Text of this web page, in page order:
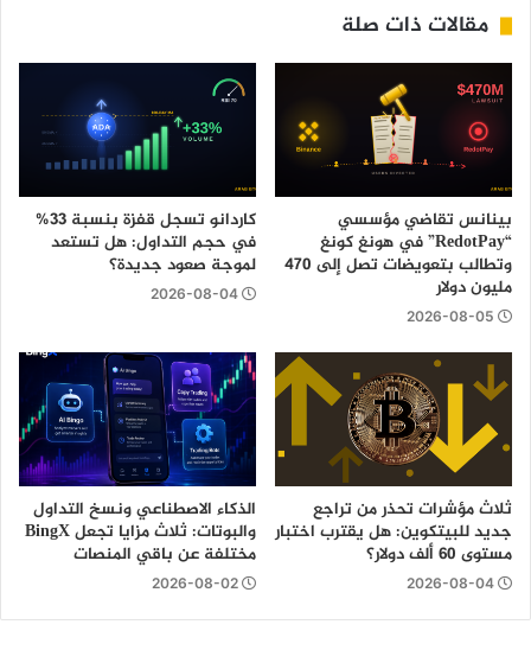
مقالات ذات صلة
بينانس تقاضي مؤسسي
“RedotPay” في هونغ كونغ
وتطالب بتعويضات تصل إلى 470
مليون دولار
2026-08-05
كاردانو تسجل قفزة بنسبة 33%
في حجم التداول: هل تستعد
لموجة صعود جديدة؟
2026-08-04
ثلاث مؤشرات تحذر من تراجع
جديد للبيتكوين: هل يقترب اختبار
مستوى 60 ألف دولار؟
2026-08-04
الذكاء الاصطناعي ونسخ التداول
والبوتات: ثلاث مزايا تجعل BingX
مختلفة عن باقي المنصات
2026-08-02